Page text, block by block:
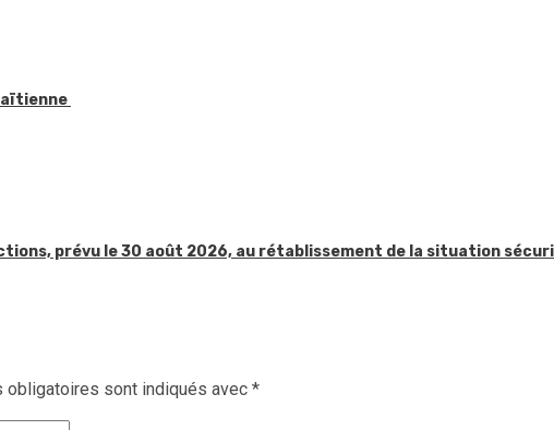
prévu le 30 août 2026, au rétablissement de la situation
obligatoires sont indiqués avec *